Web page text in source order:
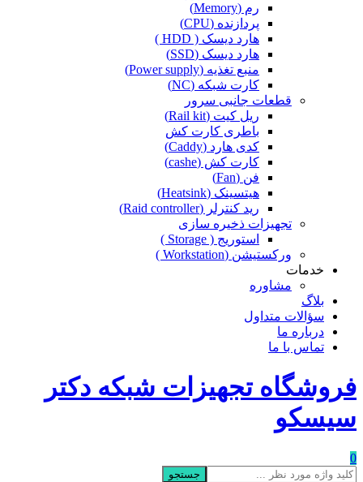
رم (Memory)
پردازنده (CPU)
هارد دیسک ( HDD )
هارد دیسک (SSD)
منبع تغذیه (Power supply)
کارت شبکه (NC)
قطعات جانبی سرور
ریل کیت (Rail kit)
باطری کارت کش
کدی هارد (Caddy)
کارت کش (cashe)
فن (Fan)
هیتسینک (Heatsink)
رید کنترلر (Raid controller)
تجهیزات ذخیره سازی
استوریج ( Storage )
ورکستیشن (Workstation )
خدمات
مشاوره
بلاگ
سؤالات متداول
درباره ما
تماس با ما
فروشگاه تجهیزات شبکه دکتر
سیسکو
0
جستجو